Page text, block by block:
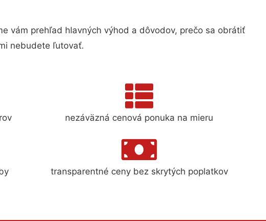
vám prehľad hlavných výhod a dôvodov, prečo sa obrátiť
nebudete ľutovať.
nezáväzná cenová ponuka na mieru
transparentné ceny bez skrytých poplatkov